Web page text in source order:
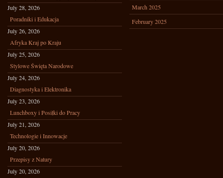
July 28, 2026
Poradniki i Edukacja
July 26, 2026
Afryka Kraj po Kraju
July 25, 2026
Stylowe Święta Narodowe
July 24, 2026
Diagnostyka i Elektronika
July 23, 2026
Lunchboxy i Posiłki do Pracy
July 21, 2026
Technologie i Innowacje
July 20, 2026
Przepisy z Natury
July 20, 2026
March 2025
February 2025